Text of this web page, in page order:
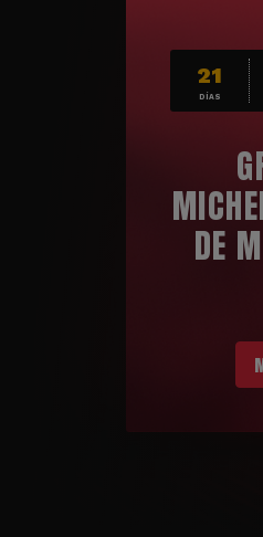
21
DÍAS
DE